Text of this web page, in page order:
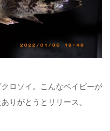
ロソイ。こんなベイビーが
りがとうとリリース。